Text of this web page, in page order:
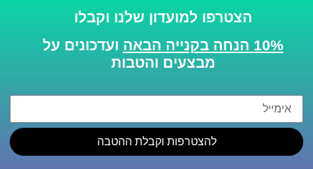
הצטרפו למועדון שלנו וקבלו
10% הנחה בקנייה הבאה
ועדכונים על
מבצעים והטבות
להצטרפות וקבלת ההטבה